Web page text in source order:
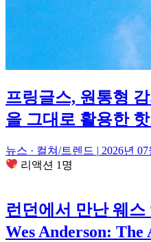
프링글스, 원통형
을 그대로 활용한
뉴스 · 컬쳐/트렌드 | 2026년
리액션 1명
런던에서 만난 웨
Wes Anderson: The